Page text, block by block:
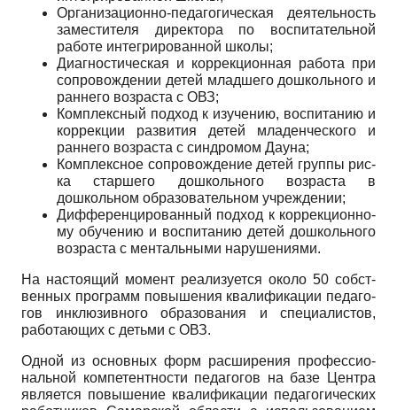
Организационно-педагогическая деятельность
заместителя директора по воспитательной
работе ин­тегрированной школы;
Диагностическая и коррекционная работа при
сопровождении детей младшего дошкольного и
ранне­го возраста с ОВЗ;
Комплексный подход к изучению, воспитанию и
коррекции развития детей младенческого и
раннего возраста с синдромом Дауна;
Комплексное сопровождение детей группы рис­
ка старшего дошкольного возраста в
дошкольном об­разовательном учреждении;
Дифференцированный подход к коррекционно-
му обучению и воспитанию детей дошкольного
возра­ста с ментальными нарушениями.
На настоящий момент реализуется около 50 собст­
венных программ повышения квалификации педаго­
гов инклюзивного образования и специалистов,
рабо­тающих с детьми с ОВЗ.
Одной из основных форм расширения профессио­
нальной компетентности педагогов на базе Центра
яв­ляется повышение квалификации педагогических